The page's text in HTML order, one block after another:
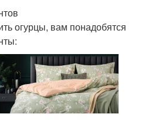
огурцы, вам понадобятся